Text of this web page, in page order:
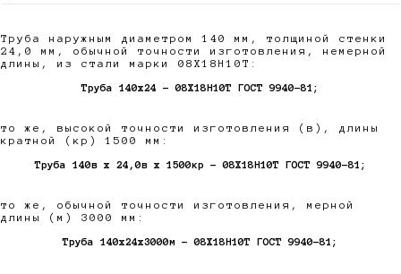
Труба наружным диаметром 140 мм, толщиной стенки
24,0 мм, обычной точности изготовления, немерной
длины, из стали марки 08Х18Н10Т:
Труба 140х24 - 08Х18Н10Т ГОСТ 9940-81;
то же, высокой точности изготовления (в), длины
кратной (кр) 1500 мм:
Труба 140в х 24,0в х 1500кр - 08Х18Н10Т ГОСТ 9940-81;
то же, обычной точности изготовления, мерной
длины (м) 3000 мм:
Труба 140х24х3000м - 08Х18Н10Т ГОСТ 9940-81;